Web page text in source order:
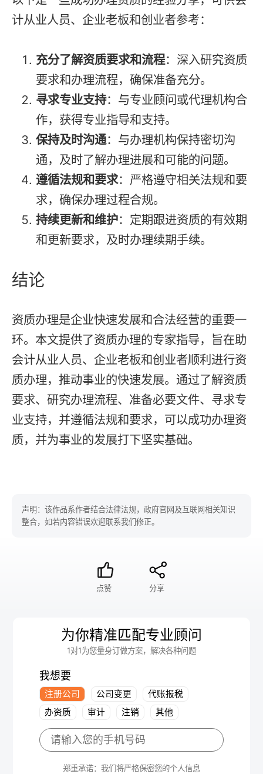
计从业人员、企业老板和创业者参考：
充分了解资质要求和流程：深入研究资质
要求和办理流程，确保准备充分。
寻求专业支持：与专业顾问或代理机构合
作，获得专业指导和支持。
保持及时沟通：与办理机构保持密切沟
通，及时了解办理进展和可能的问题。
遵循法规和要求：严格遵守相关法规和要
求，确保办理过程合规。
持续更新和维护：定期跟进资质的有效期
和更新要求，及时办理续期手续。
结论
资质办理是企业快速发展和合法经营的重要一
环。本文提供了资质办理的专家指导，旨在助
会计从业人员、企业老板和创业者顺利进行资
质办理，推动事业的快速发展。通过了解资质
要求、研究办理流程、准备必要文件、寻求专
业支持，并遵循法规和要求，可以成功办理资
质，并为事业的发展打下坚实基础。
声明：该作品系作者结合法律法规，政府官网及互联网相关知识
整合，如若内容错误欢迎联系我们修正。
点赞 分享
为你精准匹配专业顾问
1对1为您量身订做方案，解决各种问题
我想要
注册公司 公司变更
代账报税
办资质
审计 注销 其他
郑重承诺：我们将严格保密您的个人信息